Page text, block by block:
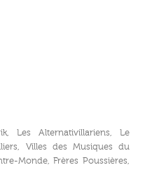
Les Alternativillariens, Le
Villes des Musiques du
Monde, Frères Poussières,